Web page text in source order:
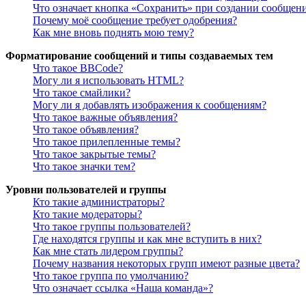
Что означает кнопка «Сохранить» при создании
Почему моё сообщение требует одобрения?
Как мне вновь поднять мою тему?
Форматирование сообщений и типы создаваемых тем
Что такое BBCode?
Могу ли я использовать HTML?
Что такое смайлики?
Могу ли я добавлять изображения к сообщениям?
Что такое важные объявления?
Что такое объявления?
Что такое прилепленные темы?
Что такое закрытые темы?
Что такое значки тем?
Уровни пользователей и группы
Кто такие администраторы?
Кто такие модераторы?
Что такое группы пользователей?
Где находятся группы и как мне вступить в них?
Как мне стать лидером группы?
Почему названия некоторых групп имеют разные цвета?
Что такое группа по умолчанию?
Что означает ссылка «Наша команда»?